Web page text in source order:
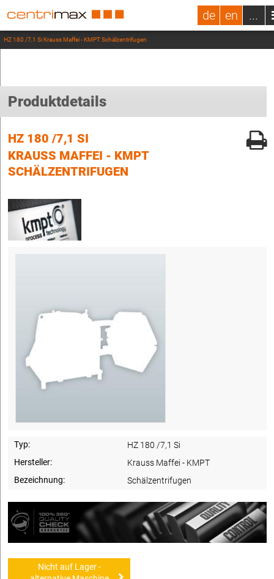
de en ...
HZ 180 /7,1 Si Krauss Maffei - KMPT Schälzentrifugen
Produktdetails
HZ 180 /7,1 SI
KRAUSS MAFFEI - KMPT
SCHÄLZENTRIFUGEN
Typ:
HZ 180 /7,1 Si
Hersteller:
Krauss Maffei - KMPT
Bezeichnung:
Schälzentrifugen
Nicht auf Lager -